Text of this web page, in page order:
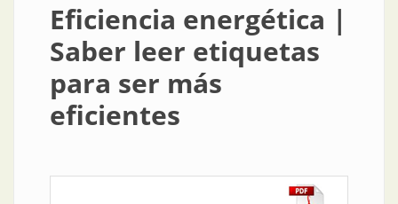
Eficiencia energética |
Saber leer etiquetas
para ser más
eficientes